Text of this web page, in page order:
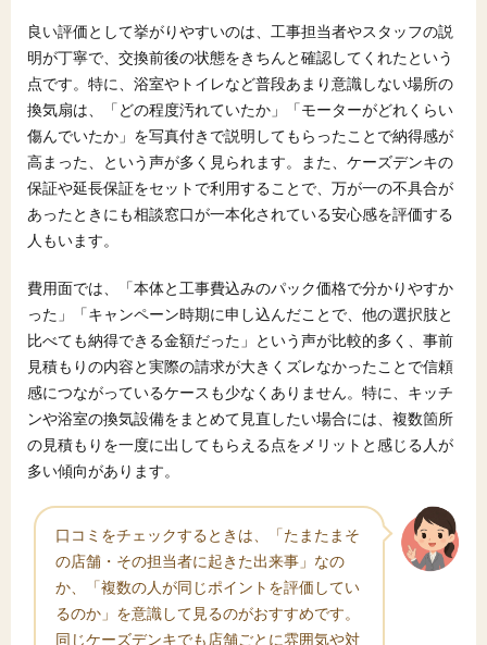
良い評価として挙がりやすいのは、工事担当者やスタッフの説
明が丁寧で、交換前後の状態をきちんと確認してくれたという
点です。特に、浴室やトイレなど普段あまり意識しない場所の
換気扇は、「どの程度汚れていたか」「モーターがどれくらい
傷んでいたか」を写真付きで説明してもらったことで納得感が
高まった、という声が多く見られます。また、ケーズデンキの
保証や延長保証をセットで利用することで、万が一の不具合が
あったときにも相談窓口が一本化されている安心感を評価する
人もいます。
費用面では、「本体と工事費込みのパック価格で分かりやすか
った」「キャンペーン時期に申し込んだことで、他の選択肢と
比べても納得できる金額だった」という声が比較的多く、事前
見積もりの内容と実際の請求が大きくズレなかったことで信頼
感につながっているケースも少なくありません。特に、キッチ
ンや浴室の換気設備をまとめて見直したい場合には、複数箇所
の見積もりを一度に出してもらえる点をメリットと感じる人が
多い傾向があります。
口コミをチェックするときは、「たまたまそ
の店舗・その担当者に起きた出来事」なの
か、「複数の人が同じポイントを評価してい
るのか」を意識して見るのがおすすめです。
同じケーズデンキでも店舗ごとに雰囲気や対